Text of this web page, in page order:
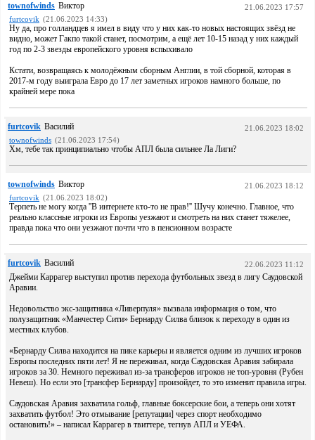
townofwinds Виктор
21.06.2023 17:57
furtcovik (21.06.2023 14:33)
Ну да, про голландцев я имел в виду что у них как-то новых настоящих звёзд не
видно, может Гакпо такой станет, посмотрим, а ещё лет 10-15 назад у них каждый
год по 2-3 звезды европейского уровня вспыхивало
Кстати, возвращаясь к молодёжным сборным Англии, в той сборной, которая в
2017-м году выиграла Евро до 17 лет заметных игроков намного больше, по
крайней мере пока
furtcovik Василий
21.06.2023 18:02
townofwinds (21.06.2023 17:54)
Хм, тебе так принципиально чтобы АПЛ была сильнее Ла Лиги?
townofwinds Виктор
21.06.2023 18:12
furtcovik (21.06.2023 18:02)
Терпеть не могу когда ''В интернете кто-то не прав!'' Шучу конечно. Главное, что
реально классные игроки из Европы уезжают и смотреть на них станет тяжелее,
правда пока что они уезжают почти что в пенсионном возрасте
furtcovik Василий 22.06.2023 11:12
Джейми Каррагер выступил против перехода футбольных звезд в лигу Саудовской
Аравии.
Недовольство экс-защитника «Ливерпуля» вызвала информация о том, что
полузащитник «Манчестер Сити» Бернарду Силва близок к переходу в один из
местных клубов.
«Бернарду Силва находится на пике карьеры и является одним из лучших игроков
Европы последних пяти лет! Я не переживал, когда Саудовская Аравия забирала
игроков за 30. Немного переживал из-за трансферов игроков не топ-уровня (Рубен
Невеш). Но если это [трансфер Бернарду] произойдет, то это изменит правила игры.
Саудовская Аравия захватила гольф, главные боксерские бои, а теперь они хотят
захватить футбол! Это отмывание [репутации] через спорт необходимо
остановить!» – написал Каррагер в твиттере, тегнув АПЛ и УЕФА.